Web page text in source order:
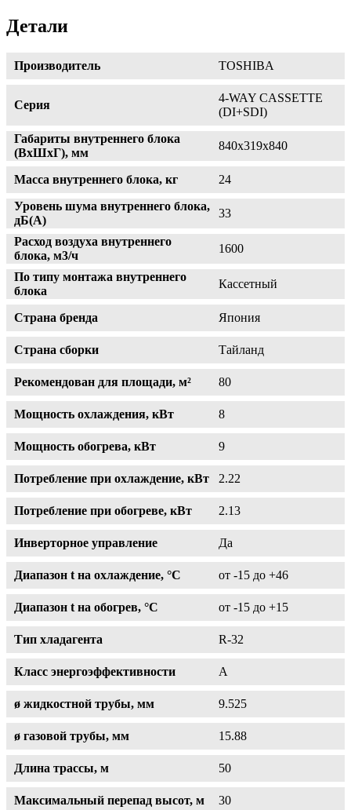
Детали
Производитель TOSHIBA
Серия
4-WAY CASSETTE
(DI+SDI)
Габариты внутреннего блока
(ВхШхГ), мм
840х319х840
Масса внутреннего блока, кг
24
Уровень шума внутреннего блока,
дБ(А)
33
Расход воздуха внутреннего
блока, м3/ч
1600
По типу монтажа внутреннего
блока
Кассетный
Страна бренда Япония
Страна сборки Тайланд
Рекомендован для площади, м² 80
Мощность охлаждения, кВт 8
Мощность обогрева, кВт 9
Потребление при охлаждение, кВт 2.22
Потребление при обогреве, кВт 2.13
Инверторное управление Да
Диапазон t на охлаждение, °С от -15 до +46
Диапазон t на обогрев, °С от -15 до +15
Тип хладагента R-32
Класс энергоэффективности A
ø жидкостной трубы, мм 9.525
ø газовой трубы, мм 15.88
Длина трассы, м 50
Максимальный перепад высот, м 30